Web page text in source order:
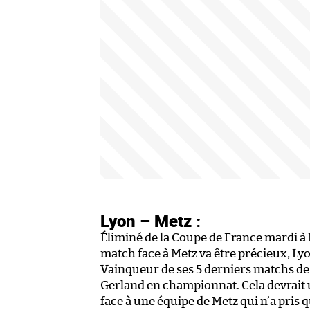
Lyon – Metz :
Éliminé de la Coupe de France mardi
match face à Metz va être précieux,
Vainqueur de ses 5 derniers matchs
Gerland en championnat. Cela
face à une équipe de Metz qui n’a